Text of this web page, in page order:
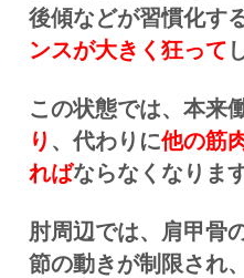
後傾などが習慣化す
ンスが大きく狂って
この状態では、本来
り 、代わりに他の筋
ればならなくなります
肘周辺では、肩甲骨
節の動きが制限され